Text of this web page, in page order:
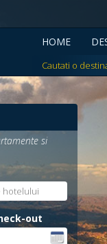
HOME
Cautati o
si
out